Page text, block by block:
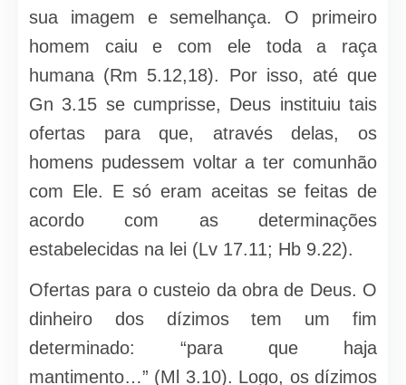
sua imagem e semelhança. O primeiro
homem caiu e com ele toda a raça
humana (Rm 5.12,18). Por isso, até que
Gn 3.15 se cumprisse, Deus instituiu tais
ofertas para que, através delas, os
homens pudessem voltar a ter comunhão
com Ele. E só eram aceitas se feitas de
acordo com as determinações
estabelecidas na lei (Lv 17.11; Hb 9.22).
Ofertas para o custeio da obra de Deus. O
dinheiro dos dízimos tem um fim
determinado: “para que haja
mantimento…” (Ml 3.10). Logo, os dízimos